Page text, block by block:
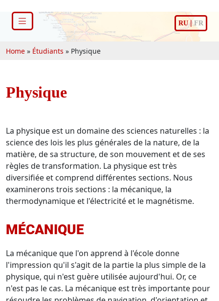
RU | FR
Home » Étudiants » Physique
Physique
La physique est un domaine des sciences naturelles : la
science des lois les plus générales de la nature, de la
matière, de sa structure, de son mouvement et de ses
règles de transformation. La physique est très
diversifiée et comprend différentes sections. Nous
examinerons trois sections : la mécanique, la
thermodynamique et l'électricité et le magnétisme.
MÉCANIQUE
La mécanique que l'on apprend à l'école donne
l'impression qu'il s'agit de la partie la plus simple de la
physique, qui n'est guère utilisée aujourd'hui. Or, ce
n'est pas le cas. La mécanique est très importante pour